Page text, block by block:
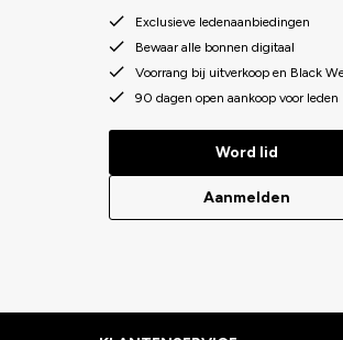
Exclusieve ledenaanbiedingen
Bewaar alle bonnen digitaal
Voorrang bij uitverkoop en Black
90 dagen open aankoop voor leden
Word lid
Aanmelden